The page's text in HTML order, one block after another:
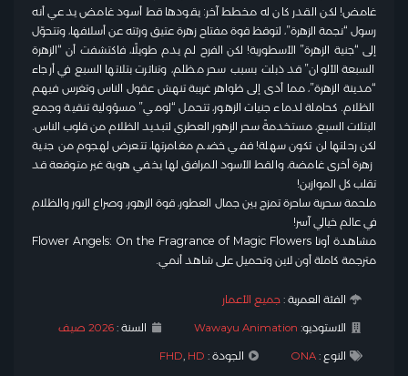
غامض! لكن القدر كان له مخطط آخر: يقودها قط أسود غامض يدعي أنه
رسول “نجمة الزهرة”، لتوقظ قوة مفتاح زهرة عتيق ورثته عن أسلافها، وتتحوّل
إلى “جنية الزهرة” الأسطورية! لكن الفرح لم يدم طويلًا، فاكتشفت أن “الزهرة
السبعة الألوان” قد ذبلت بسبب سحر مظلم، وتناثرت بتلاتها السبع في أرجاء
“مدينة الزهرة”، مما أدى إلى ظواهر غريبة تنهش عقول الناس وتغرس فيهم
الظلام. كحاملة لدماء جنيات الزهور، تتحمل “لومي” مسؤولية تنقية وجمع
البتلات السبع، مستخدمةً سحر الزهور العطري لتبديد الظلام من قلوب الناس.
لكن رحلتها لن تكون سهلة! ففي خضم مغامرتها، تتعرض لهجوم من جنية
زهرة أخرى غامضة، والقط الأسود المرافق لها يخفي هوية غير متوقعة قد
تقلب كل الموازين!
ملحمة سحرية ساحرة تمزج بين جمال العطور، قوة الزهور، وصراع النور والظلام
في عالم خيالي آسر!
مشاهدة أونا Flower Angels: On the Fragrance of Magic Flowers
مترجمة كاملة أون لاين وتحميل على شاهد أنمي.
الفئة العمرية :جميع الأعمار
الاستوديو: Wawayu Animation السنة : 2026 صيف
النوع :ONA الجودة : FHD, HD